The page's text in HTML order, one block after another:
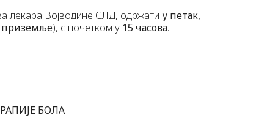
лекара Војводине СЛД, одржати у петак,
приземље), с почетком у 15 часова.
БОЛА